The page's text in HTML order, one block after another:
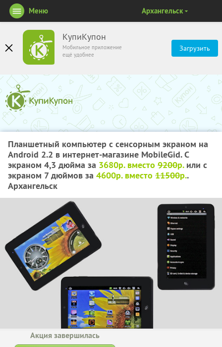
КупиКупон
Мобильное приложение
ещё удобнее
Загрузить
Меню Архангельск
Планшетный компьютер с сенсорным экраном на
Android 2.2 в интернет-магазине MobileGid. С
экраном 4,3 дюйма за 3680р. вместо 9200р.или с
экраном 7 дюймов за 4600р. вместо 11500р..
Архангельск
Акция завершилась